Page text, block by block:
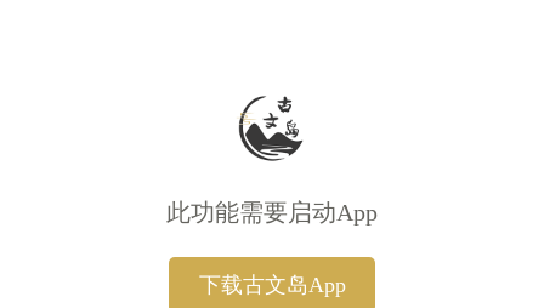
此功能需要启动App
下载古文岛App